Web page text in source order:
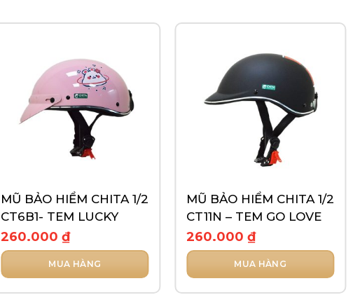
MŨ BẢO HIỂM CHITA 1/2
CT6B1- TEM LUCKY
260.000₫
MUA HÀNG
MŨ BẢO HIỂM CHITA 1/2
CT11N – TEM GO LOVE
260.000 ₫
MUA HÀNG